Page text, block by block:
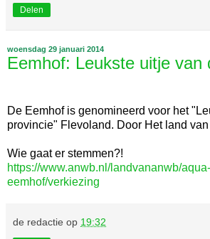
Delen
woensdag 29 januari 2014
Eemhof: Leukste uitje van
De Eemhof is genomineerd voor het
provincie" Flevoland. Door Het land
Wie gaat er stemmen?!
https://www.anwb.nl/landvananwb/
eemhof/verkiezing
de redactie op 19:32